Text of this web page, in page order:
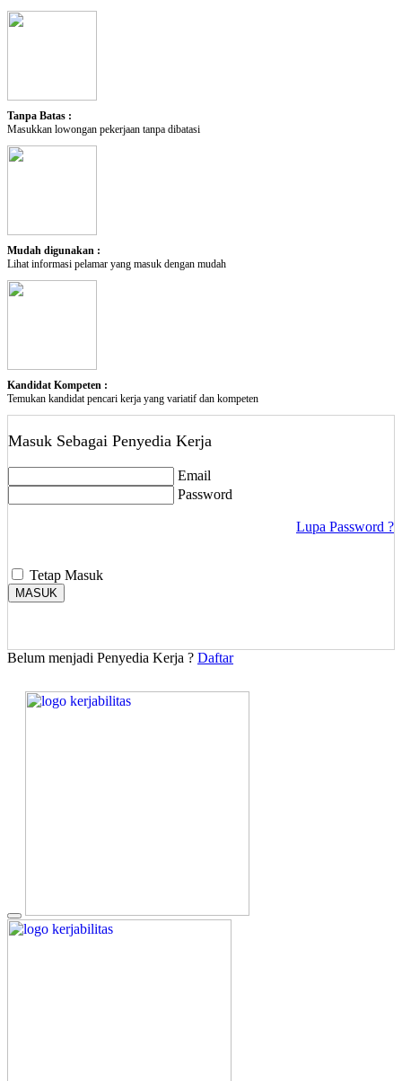
Tanpa Batas :
Masukkan lowongan pekerjaan tanpa dibatasi
Mudah digunakan :
Lihat informasi pelamar yang masuk dengan mudah
Kandidat Kompeten :
Temukan kandidat pencari kerja yang variatif dan kompeten
Masuk Sebagai Penyedia Kerja
Email
Password
Lupa Password ?
Tetap Masuk
MASUK
Belum menjadi Penyedia Kerja ? Daftar